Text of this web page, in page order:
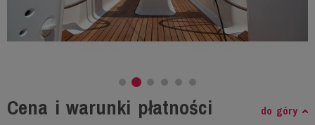
Cena i warunki płatności do góry